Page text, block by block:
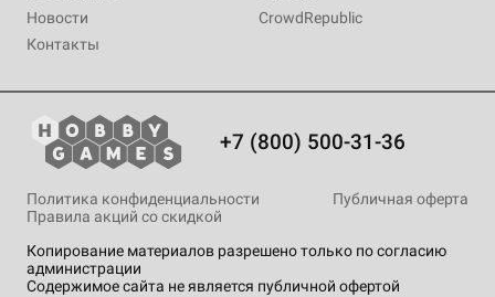
Новости
Контакты
CrowdRepublic
+7 (800) 500-31-36
Копирование материалов разрешено только по согласию
администрации
Содержимое сайта не является публичной офертой
Политика конфиденциальности
Публичная оферта
Правила акций со скидкой